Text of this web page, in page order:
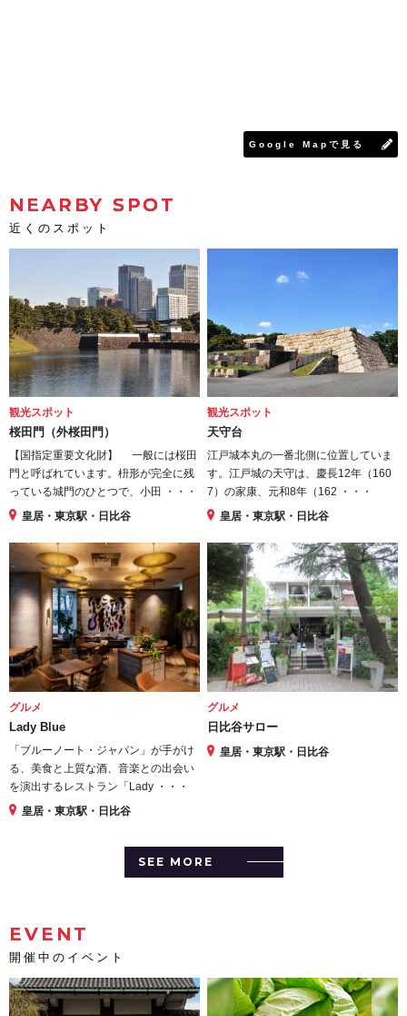
Google Mapで見る
NEARBY SPOT
近くのスポット
観光スポット
桜田門（外桜田門）
【国指定重要文化財】 一般には桜田
門と呼ばれています。枡形が完全に残
っている城門のひとつで、小田 ・・・
皇居・東京駅・日比谷
観光スポット
天守台
江戸城本丸の一番北側に位置していま
す。江戸城の天守は、慶長12年（160
7）の家康、元和8年（162 ・・・
皇居・東京駅・日比谷
グルメ
Lady Blue
「ブルーノート・ジャパン」が手がけ
る、美食と上質な酒、音楽との出会い
を演出するレストラン「Lady ・・・
皇居・東京駅・日比谷
グルメ
日比谷サロー
皇居・東京駅・日比谷
SEE MORE
EVENT
開催中のイベント